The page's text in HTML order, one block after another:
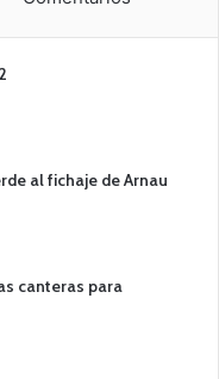
al fichaje de Arnau
canteras para